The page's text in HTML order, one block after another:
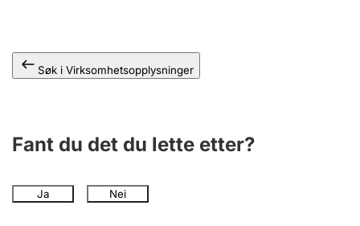
Søk i Virksomhetsopplysninger
Fant du det du lette etter?
Ja Nei